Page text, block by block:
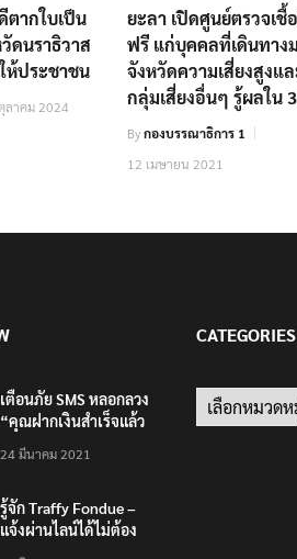
ตากใบเป็น
ดนราธิวาส
ห้ประชาชน
ลาคม 2024
ยะลา เปิดศูนย์ตรวจเชื้
ฟรี แก่บุคคลที่เดินทาง
จังหวัดความเสี่ยงสูงแ
กลุ่มเสี่ยงอื่นๆ รู้ผลใน
Byกองบรรณาธิการ 1
12 เมษายน 2021
เตือนภัย SMS หลอกลวง
“คุณฝากเงินสำเร็จแล้ว
200,000 บาท”
24 มีนาคม 2021
รู้จัก Traffy Fondue –
แจ้งผ่านไลน์ได้ไม่ต้อง
CATEGORIES
Categories